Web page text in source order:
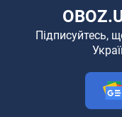
Підписуйтесь,